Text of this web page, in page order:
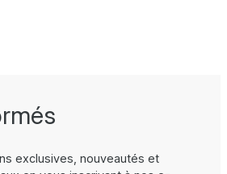
exclusives, nouveautés et